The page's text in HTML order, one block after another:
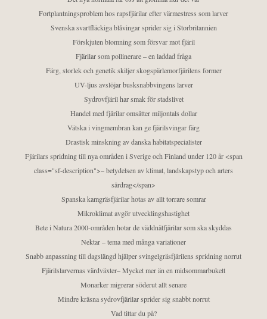
Fortplantningsproblem hos rapsfjärilar efter värmestress som larver
Svenska svartfläckiga blåvingar sprider sig i Storbritannien
Förskjuten blomning som försvar mot fjäril
Fjärilar som pollinerare – en laddad fråga
Färg, storlek och genetik skiljer skogspärlemorfjärilens former
UV-ljus avslöjar busksnabbvingens larver
Sydrovfjäril har smak för stadslivet
Handel med fjärilar omsätter miljontals dollar
Vätska i vingmembran kan ge fjärilsvingar färg
Drastisk minskning av danska habitatspecialister
Fjärilars spridning till nya områden i Sverige och Finland under 120 år <span
class="sf-description">– betydelsen av klimat, landskapstyp och arters
särdrag</span>
Spanska kamgräsfjärilar hotas av allt torrare somrar
Mikroklimat avgör utvecklingshastighet
Bete i Natura 2000-områden hotar de väddnätfjärilar som ska skyddas
Nektar – tema med många variationer
Snabb anpassning till dagslängd hjälper svingelgräsfjärilens spridning norrut
Fjärilslarvernas värdväxter– Mycket mer än en midsommarbukett
Monarker migrerar söderut allt senare
Mindre kräsna sydrovfjärilar sprider sig snabbt norrut
Vad tittar du på?